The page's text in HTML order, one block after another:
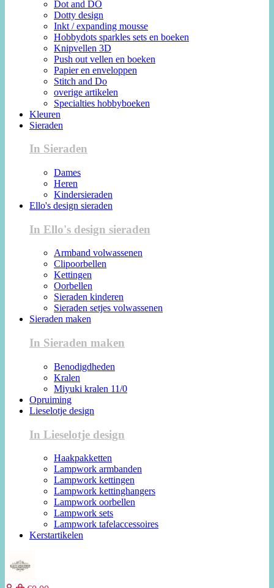
Dot and DO
Dotty design
Inkt / expanding mousse
Hobbydots sparkles sets en boeken
Knipvellen 3D
Push out vellen en boeken
Papier en enveloppen
Stitch and Do
overige artikelen
Specialties hobbyboeken
Kleuren
Sieraden
In Sieraden
Dames
Heren
Kindersieraden
Ello's design sieraden
In Ello's design sieraden
Armband volwassenen
Clipoorbellen
Kettingen
Oorbellen
Sieraden kinderen
Sieraden setjes volwassenen
Sieraden maken
In Sieraden maken
Benodigdheden
Kralen
Miyuki kralen 11/0
Opruiming
Lieselotje design
In Lieselotje design
Haakpakketten
Lampwork armbanden
Lampwork kettingen
Lampwork kettinghangers
Lampwork oorbellen
Lampwork sets
Lampwork tafelaccessoires
Kerstartikelen